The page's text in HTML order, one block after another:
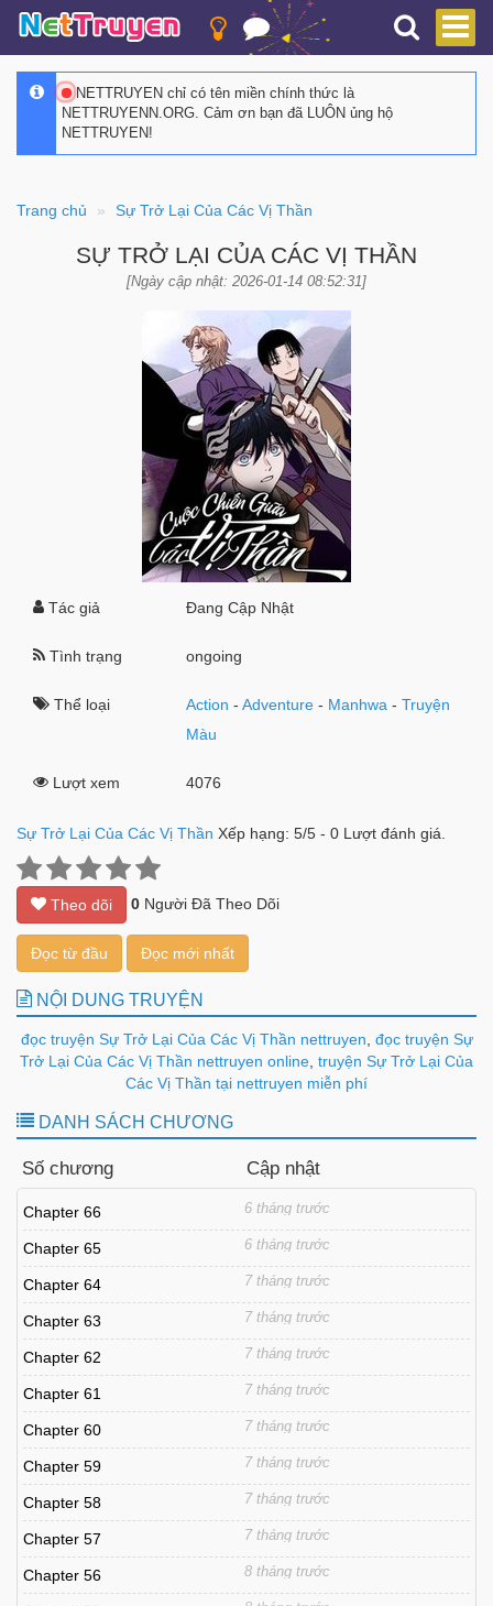
NETTRUYEN chỉ có tên miền chính thức là
NETTRUYENN.ORG. Cảm ơn bạn đã LUÔN ủng hộ
NETTRUYEN!
Trang chủ Sự Trở Lại Của Các Vị Thần
SỰ TRỞ LẠI CỦA CÁC VỊ THẦN
[Ngày cập nhật: 2026-01-14 08:52:31]
Tác giả Đang Cập Nhật
Tình trạng ongoing
Thể loại Action -Adventure - Manhwa -Truyện
Màu
Lượt xem 4076
Sự Trở Lại Của Các Vị Thần Xếp hạng: 5/5 - 0 Lượt đánh giá.
Theo dõi 0 Người Đã Theo Dõi
Đọc từ đầu Đọc mới nhất
NỘI DUNG TRUYỆN
đọc truyện Sự Trở Lại Của Các Vị Thần nettruyen đọc truyện Sự
Trở Lại Của Các Vị Thần nettruyen online truyện Sự Trở Lại Của
Các Vị Thần tại nettruyen miễn phí
DANH SÁCH CHƯƠNG
Số chương Cập nhật
Chapter 66 6 tháng trước
Chapter 65 6 tháng trước
Chapter 64 7 tháng trước
Chapter 63 7 tháng trước
Chapter 62 7 tháng trước
Chapter 61 7 tháng trước
Chapter 60 7 tháng trước
Chapter 59 7 tháng trước
Chapter 58 7 tháng trước
Chapter 57 7 tháng trước
Chapter 56 8 tháng trước